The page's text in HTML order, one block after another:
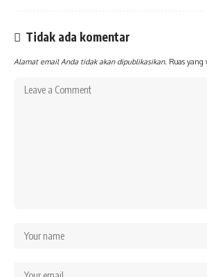
Tidak ada komentar
Alamat email Anda tidak akan dipublikasikan. Ruas